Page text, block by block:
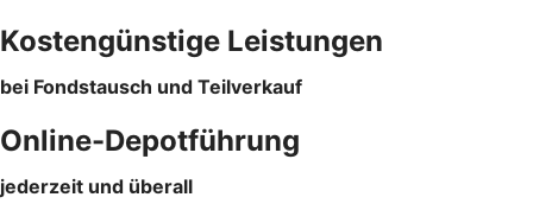
Kostengünstige Leistungen
bei Fondstausch und Teilverkauf
Online-Depotführung
jederzeit und überall